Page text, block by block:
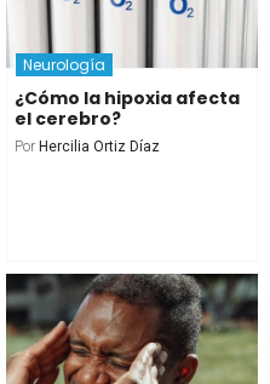
Neurología
¿Cómo la hipoxia afecta
el cerebro?
Por Hercilia Ortiz Díaz